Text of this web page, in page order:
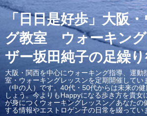
「日日是好歩」大阪
グ教室 ウォーキング
ザー坂田純子の足繰
大阪・関西を中心にウォーキング指導、運動
室・ウォーキングレッスンを定期開催してい
（中の人）です。40代・50代からは未来の
しょう。今よりもHappyになる歩き方を貴女
が身につくウォーキングレッスン／あなたの
する情報やエストロゲン子の日常を綴ってい